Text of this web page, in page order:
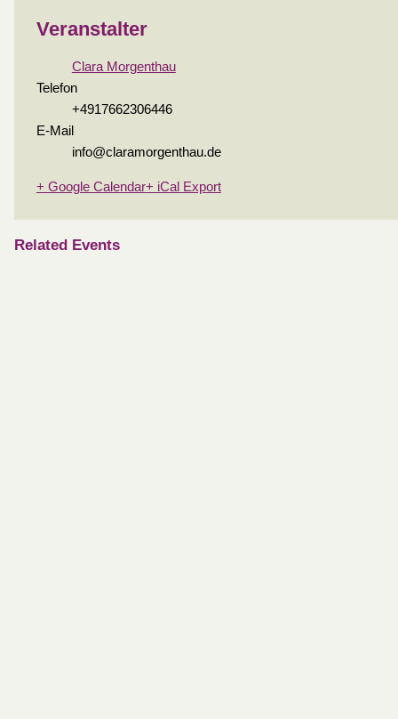
Veranstalter
Clara Morgenthau
Telefon
+4917662306446
E-Mail
info@claramorgenthau.de
+ Google Calendar+ iCal Export
Related Events